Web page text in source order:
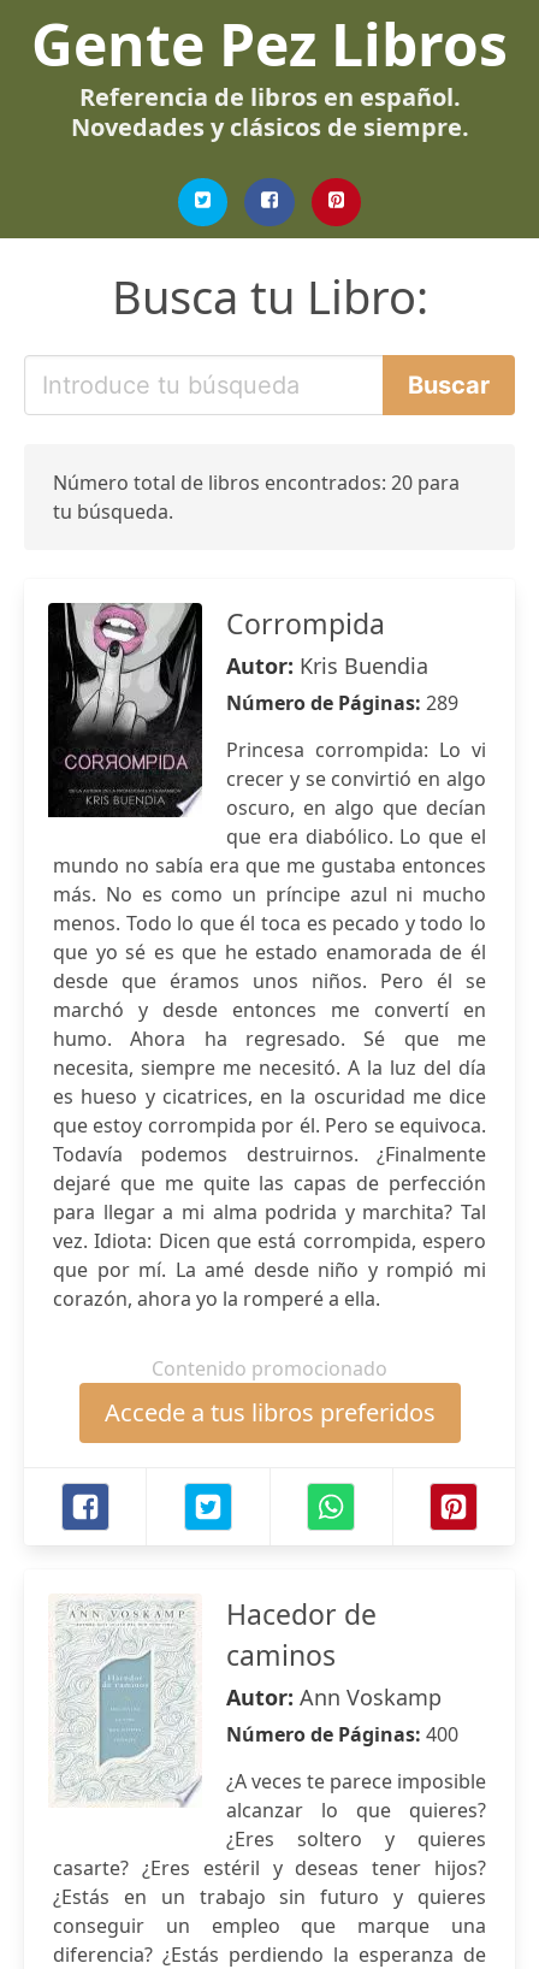
Gente Pez Libros
Referencia de libros en español.
Novedades y clásicos de siempre.
Busca tu Libro:
Número total de libros encontrados: 20 para
tu búsqueda.
Corrompida
Autor: Kris Buendia
Número de Páginas: 289
Princesa corrompida: Lo vi
crecer y se convirtió en algo
oscuro, en algo que decían
que era diabólico. Lo que el
mundo no sabía era que me gustaba entonces
más. No es como un príncipe azul ni mucho
menos. Todo lo que él toca es pecado y todo lo
que yo sé es que he estado enamorada de él
desde que éramos unos niños. Pero él se
marchó y desde entonces me convertí en
humo. Ahora ha regresado. Sé que me
necesita, siempre me necesitó. A la luz del día
es hueso y cicatrices, en la oscuridad me dice
que estoy corrompida por él. Pero se equivoca.
Todavía podemos destruirnos. ¿Finalmente
dejaré que me quite las capas de perfección
para llegar a mi alma podrida y marchita? Tal
vez. Idiota: Dicen que está corrompida, espero
que por mí. La amé desde niño y rompió mi
corazón, ahora yo la romperé a ella.
Contenido promocionado
Accede a tus libros preferidos
Hacedor de
caminos
Autor: Ann Voskamp
Número de Páginas: 400
¿A veces te parece imposible
alcanzar lo que quieres?
¿Eres soltero y quieres
casarte? ¿Eres estéril y deseas tener hijos?
¿Estás en un trabajo sin futuro y quieres
conseguir un empleo que marque una
diferencia? ¿Estás perdiendo la esperanza de